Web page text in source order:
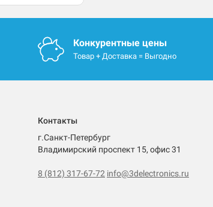
Конкурентные цены
Товар + Доставка = Выгодно
Контакты
г.Санкт-Петербург
Владимирский проспект 15, офис 31
8 (812) 317-67-72 info@3delectronics.ru